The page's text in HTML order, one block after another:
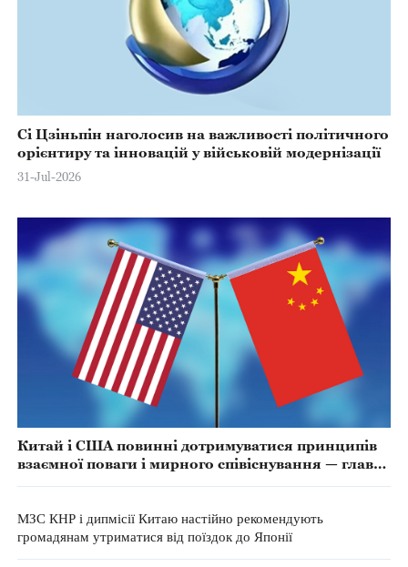
Сі Цзіньпін наголосив на важливості політичного
орієнтиру та інновацій у військовій модернізації
31-Jul-2026
Китай і США повинні дотримуватися принципів
взаємної поваги і мирного співіснування — глава
МЗС КНР і дипмісії Китаю настійно рекомендують
громадянам утриматися від поїздок до Японії